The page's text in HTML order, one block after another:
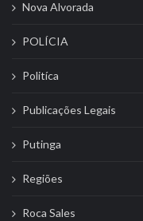
Nova Alvorada
POLÍCIA
Politíca
Publicações Legais
Putinga
Regiões
Roca Sales